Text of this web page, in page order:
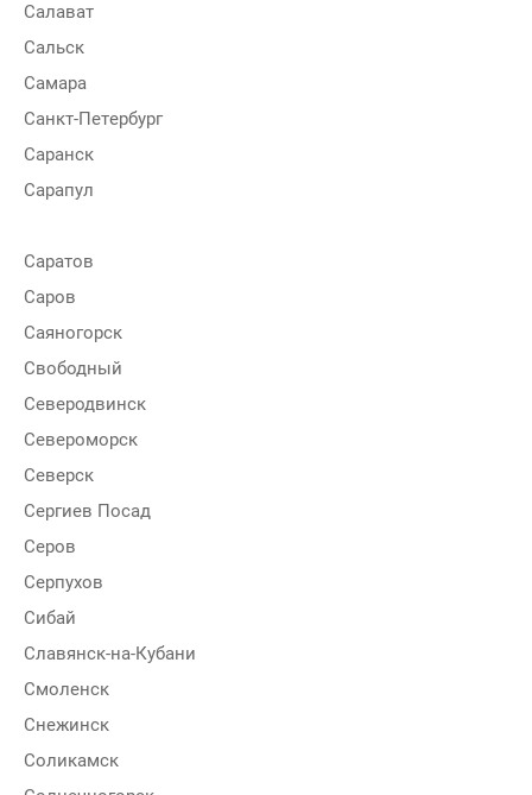
Салават
Сальск
Самара
Санкт-Петербург
Саранск
Сарапул
Саратов
Саров
Саяногорск
Свободный
Северодвинск
Североморск
Северск
Сергиев Посад
Серов
Серпухов
Сибай
Славянск-на-Кубани
Смоленск
Снежинск
Соликамск